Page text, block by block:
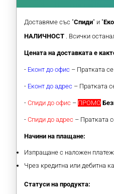
Доставяме със "Спиди" и "
НАЛИЧНОСТ . Всички
Цената на доставката е
- Еконт до офис – Пратката
- Еконт до адрес – Пратката
- Спиди до офис – ПРОМО
- Спиди до адрес – Пратката
Начини на плащане:
Изпращане с наложен платеж
Чрез кредитна или дебитна
Статуси на продукта: